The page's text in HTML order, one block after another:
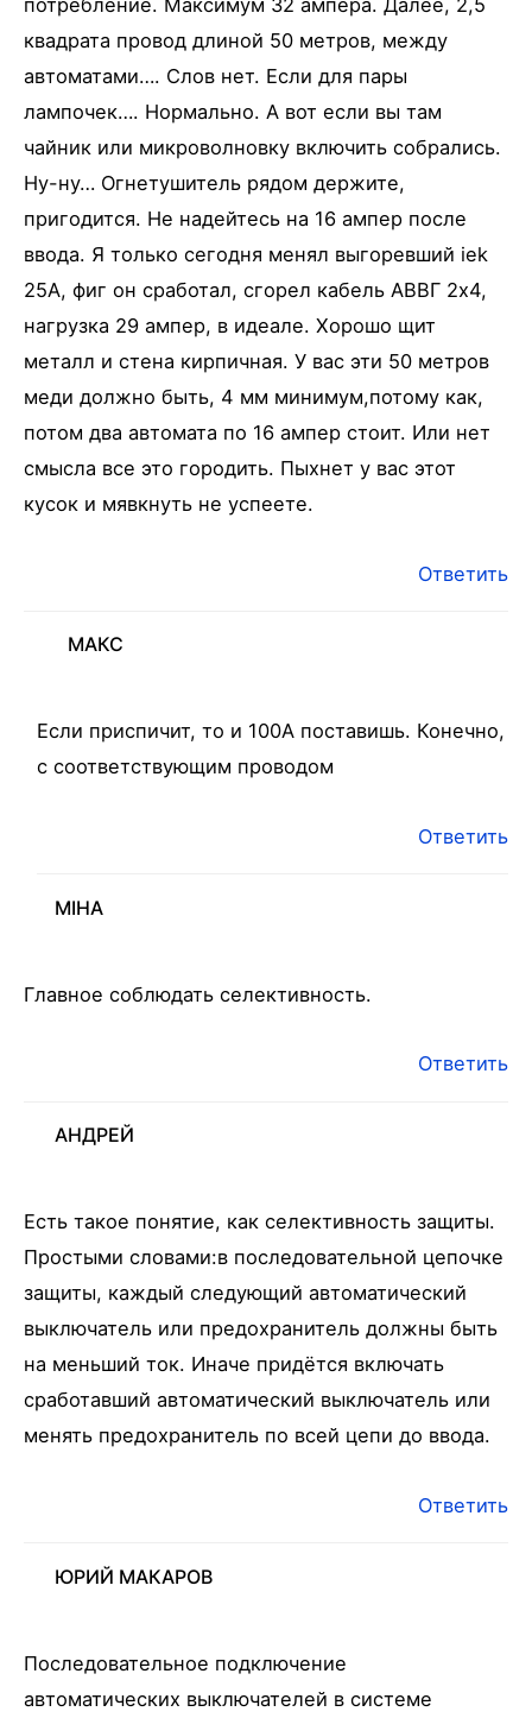
квадрата провод длиной 50 метров, между
автоматами…. Слов нет. Если для пары
лампочек…. Нормально. А вот если вы там
чайник или микроволновку включить собрались.
Ну-ну… Огнетушитель рядом держите,
пригодится. Не надейтесь на 16 ампер после
ввода. Я только сегодня менял выгоревший iek
25А, фиг он сработал, сгорел кабель АВВГ 2х4,
нагрузка 29 ампер, в идеале. Хорошо щит
металл и стена кирпичная. У вас эти 50 метров
меди должно быть, 4 мм минимум,потому как,
потом два автомата по 16 ампер стоит. Или нет
смысла все это городить. Пыхнет у вас этот
кусок и мявкнуть не успеете.
Ответить
МАКС
Если приспичит, то и 100А поставишь. Конечно,
с соответствующим проводом
Ответить
MIHA
Главное соблюдать селективность.
Ответить
АНДРЕЙ
Есть такое понятие, как селективность защиты.
Простыми словами:в последовательной цепочке
защиты, каждый следующий автоматический
выключатель или предохранитель должны быть
на меньший ток. Иначе придётся включать
сработавший автоматический выключатель или
менять предохранитель по всей цепи до ввода.
Ответить
ЮРИЙ МАКАРОВ
Последовательное подключение
автоматических выключателей в системе